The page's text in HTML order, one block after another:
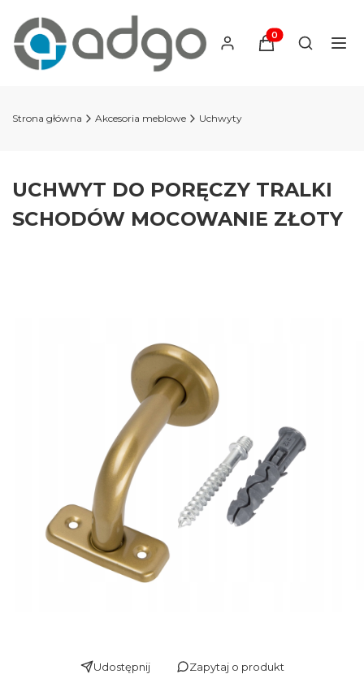
Produkty w
Otwórz
Strona główna Akcesoria meblowe Uchwyty
UCHWYT DO PORĘCZY TRALKI
SCHODÓW MOCOWANIE ZŁOTY
Udostępnij Zapytaj o produkt